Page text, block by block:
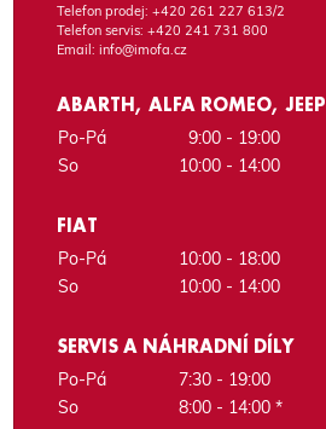
Telefon prodej: +420 261 227 613/2
Telefon servis: +420 241 731 800
Email: info@imofa.cz
ABARTH, ALFA ROMEO, JEEP
Po-Pá
9:00 - 19:00
So
10:00 - 14:00
FIAT
Po-Pá
10:00 - 18:00
So
10:00 - 14:00
SERVIS A NÁHRADNÍ DÍLY
Po-Pá
7:30 - 19:00
So
8:00 - 14:00 *